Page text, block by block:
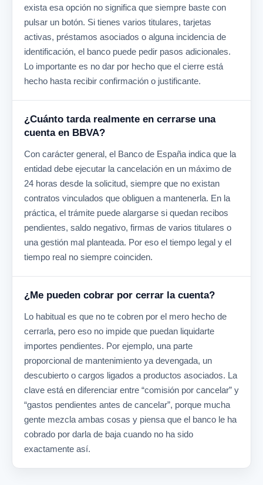
exista esa opción no significa que siempre baste con
pulsar un botón. Si tienes varios titulares, tarjetas
activas, préstamos asociados o alguna incidencia de
identificación, el banco puede pedir pasos adicionales.
Lo importante es no dar por hecho que el cierre está
hecho hasta recibir confirmación o justificante.
¿Cuánto tarda realmente en cerrarse una
cuenta en BBVA?
Con carácter general, el Banco de España indica que la
entidad debe ejecutar la cancelación en un máximo de
24 horas desde la solicitud, siempre que no existan
contratos vinculados que obliguen a mantenerla. En la
práctica, el trámite puede alargarse si quedan recibos
pendientes, saldo negativo, firmas de varios titulares o
una gestión mal planteada. Por eso el tiempo legal y el
tiempo real no siempre coinciden.
¿Me pueden cobrar por cerrar la cuenta?
Lo habitual es que no te cobren por el mero hecho de
cerrarla, pero eso no impide que puedan liquidarte
importes pendientes. Por ejemplo, una parte
proporcional de mantenimiento ya devengada, un
descubierto o cargos ligados a productos asociados. La
clave está en diferenciar entre “comisión por cancelar” y
“gastos pendientes antes de cancelar”, porque mucha
gente mezcla ambas cosas y piensa que el banco le ha
cobrado por darla de baja cuando no ha sido
exactamente así.